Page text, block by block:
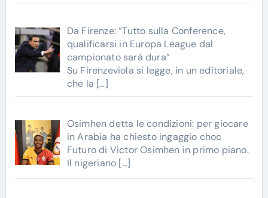
Da Firenze: “Tutto sulla Conference,
qualificarsi in Europa League dal
campionato sarà dura”
Su Firenzeviola si legge, in un editoriale,
che la […]
Osimhen detta le condizioni: per giocare
in Arabia ha chiesto ingaggio choc
Futuro di Victor Osimhen in primo piano.
Il nigeriano […]